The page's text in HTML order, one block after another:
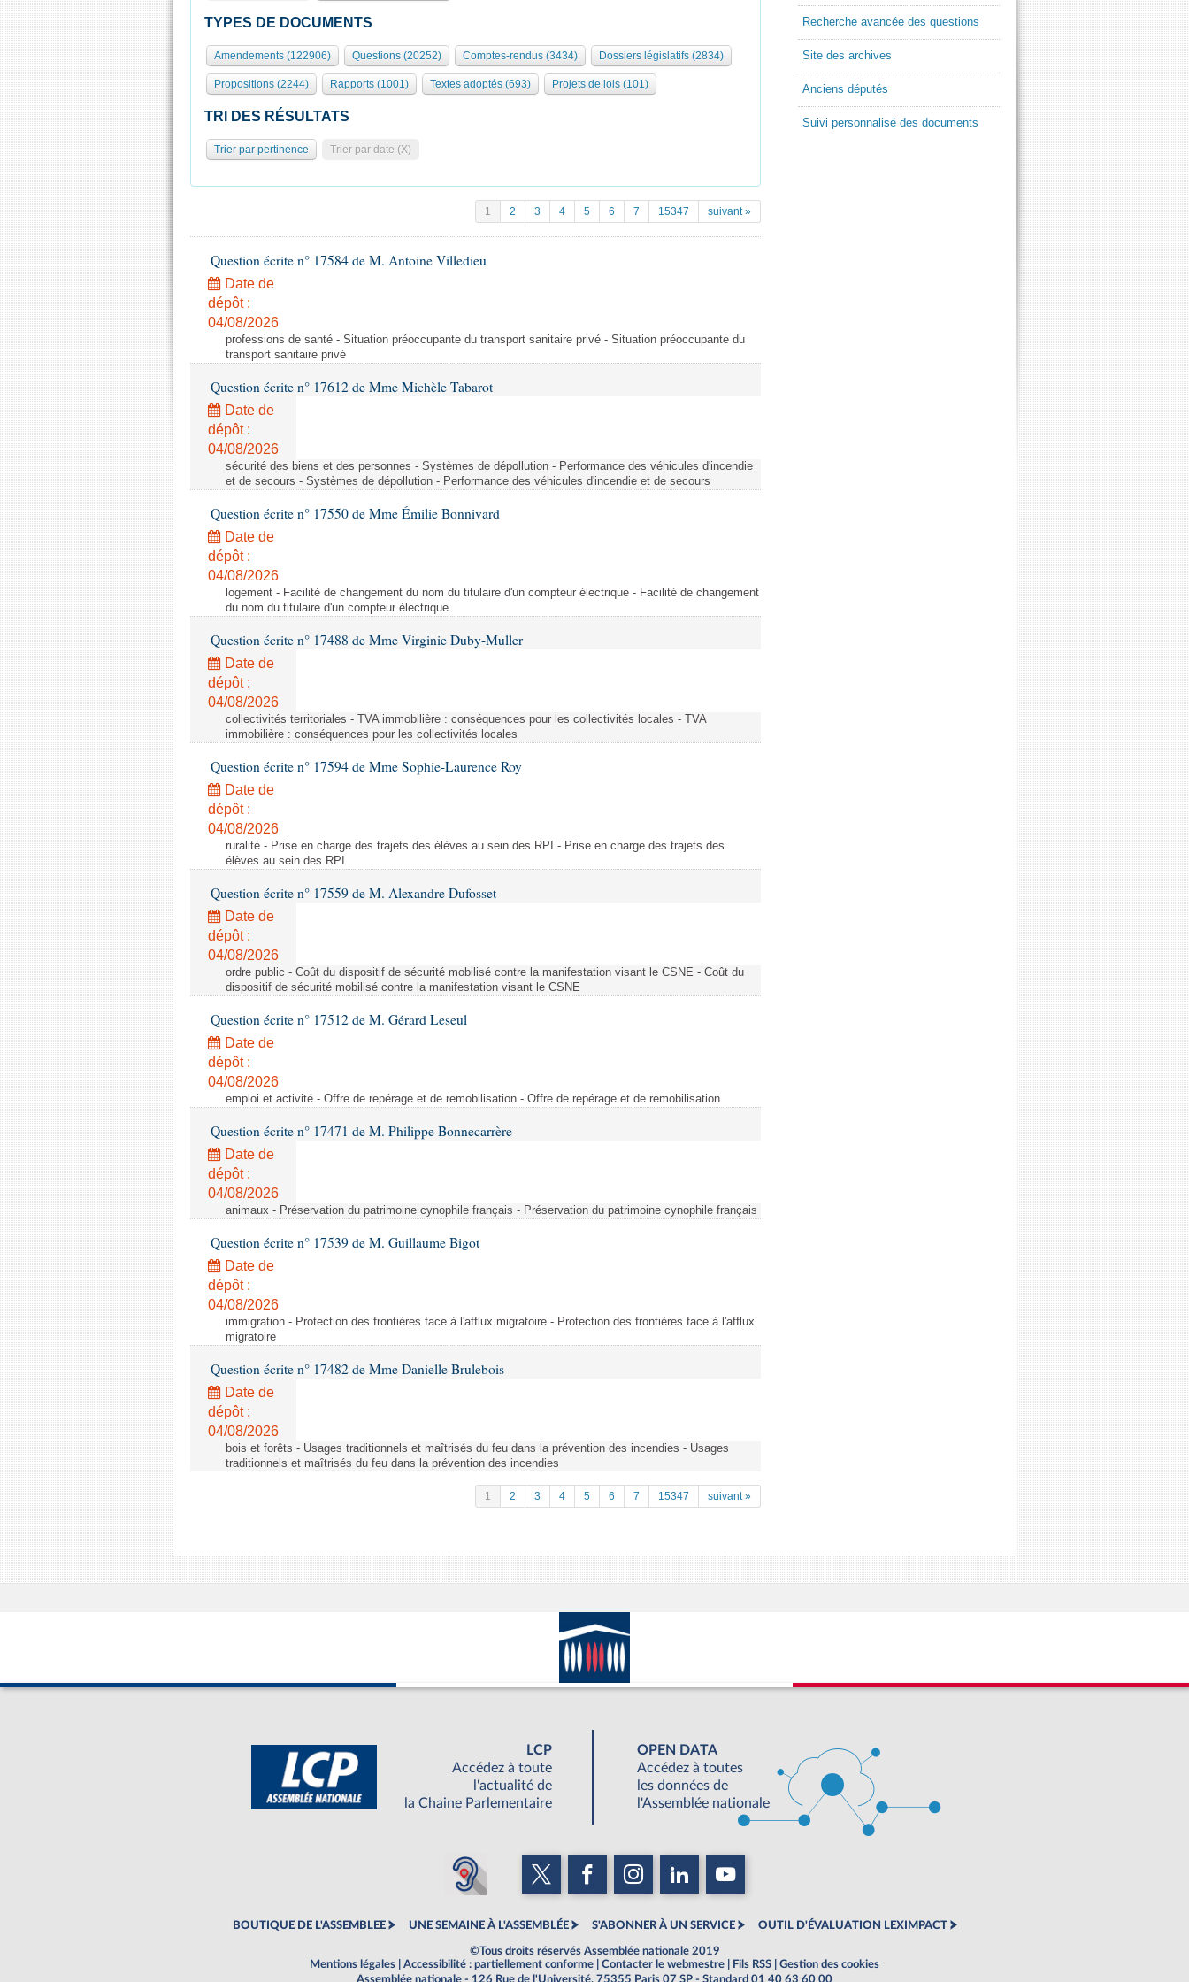
TYPES DE DOCUMENTS
Amendements (122906) Questions (20252) Comptes-rendus (3434) Dossiers législatifs (2834)
Propositions (2244) Rapports (1001) Textes adoptés (693) Projets de lois (101)
TRI DES RÉSULTATS
Trier par pertinence Trier par date (X)
1 2 3 4 5 6 7 15347 suivant »
Question écrite n° 17584 de M. Antoine Villedieu
Date de
dépôt :
04/08/2026
professions de santé - Situation préoccupante du transport sanitaire privé - Situation préoccupante du
transport sanitaire privé
Question écrite n° 17612 de Mme Michèle Tabarot
Date de
dépôt :
04/08/2026
sécurité des biens et des personnes - Systèmes de dépollution - Performance des véhicules d'incendie
et de secours - Systèmes de dépollution - Performance des véhicules d'incendie et de secours
Question écrite n° 17550 de Mme Émilie Bonnivard
Date de
dépôt :
04/08/2026
logement - Facilité de changement du nom du titulaire d'un compteur électrique - Facilité de changement
du nom du titulaire d'un compteur électrique
Question écrite n° 17488 de Mme Virginie Duby-Muller
Date de
dépôt :
04/08/2026
collectivités territoriales - TVA immobilière : conséquences pour les collectivités locales - TVA
immobilière : conséquences pour les collectivités locales
Question écrite n° 17594 de Mme Sophie-Laurence Roy
Date de
dépôt :
04/08/2026
ruralité - Prise en charge des trajets des élèves au sein des RPI - Prise en charge des trajets des
élèves au sein des RPI
Question écrite n° 17559 de M. Alexandre Dufosset
Date de
dépôt :
04/08/2026
ordre public - Coût du dispositif de sécurité mobilisé contre la manifestation visant le CSNE - Coût du
dispositif de sécurité mobilisé contre la manifestation visant le CSNE
Question écrite n° 17512 de M. Gérard Leseul
Date de
dépôt :
04/08/2026
emploi et activité - Offre de repérage et de remobilisation - Offre de repérage et de remobilisation
Question écrite n° 17471 de M. Philippe Bonnecarrère
Date de
dépôt :
04/08/2026
animaux - Préservation du patrimoine cynophile français - Préservation du patrimoine cynophile français
Question écrite n° 17539 de M. Guillaume Bigot
Date de
dépôt :
04/08/2026
immigration - Protection des frontières face à l'afflux migratoire - Protection des frontières face à l'afflux
migratoire
Question écrite n° 17482 de Mme Danielle Brulebois
Date de
dépôt :
04/08/2026
bois et forêts - Usages traditionnels et maîtrisés du feu dans la prévention des incendies - Usages
traditionnels et maîtrisés du feu dans la prévention des incendies
1 2 3 4 5 6 7 15347 suivant »
Recherche avancée des questions
Site des archives
Anciens députés
Suivi personnalisé des documents
LCP
Accédez à toute
l'actualité de
la Chaine Parlementaire
OPEN DATA
Accédez à toutes
les données de
l'Assemblée nationale
BOUTIQUE DE L'ASSEMBLEE UNE SEMAINE À L'ASSEMBLÉE S'ABONNER À UN SERVICE OUTIL D'ÉVALUATION LEXIMPACT
©Tous droits réservés Assemblée nationale 2019
Mentions légales
Accessibilité : partiellement conforme Contacter le webmestre Fils RSS
Gestion des cookies
Assemblée nationale - 126 Rue de l'Université, 75355 Paris 07 SP - Standard 01 40 63 60 00